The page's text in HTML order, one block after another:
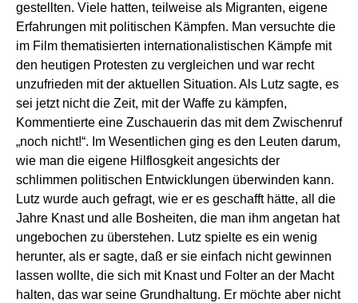
gestellten. Viele hatten, teilweise als Migranten, eigene
Erfahrungen mit politischen Kämpfen. Man versuchte die
im Film thematisierten internationalistischen Kämpfe mit
den heutigen Protesten zu vergleichen und war recht
unzufrieden mit der aktuellen Situation. Als Lutz sagte, es
sei jetzt nicht die Zeit, mit der Waffe zu kämpfen,
Kommentierte eine Zuschauerin das mit dem Zwischenruf
„noch nicht!“. Im Wesentlichen ging es den Leuten darum,
wie man die eigene Hilflosgkeit angesichts der
schlimmen politischen Entwicklungen überwinden kann.
Lutz wurde auch gefragt, wie er es geschafft hätte, all die
Jahre Knast und alle Bosheiten, die man ihm angetan hat
ungebochen zu überstehen. Lutz spielte es ein wenig
herunter, als er sagte, daß er sie einfach nicht gewinnen
lassen wollte, die sich mit Knast und Folter an der Macht
halten, das war seine Grundhaltung. Er möchte aber nicht